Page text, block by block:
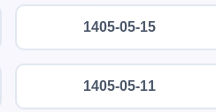
1405-05-15
1405-05-11